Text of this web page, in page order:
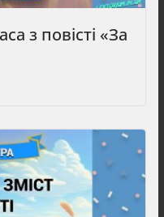
з повісті «За